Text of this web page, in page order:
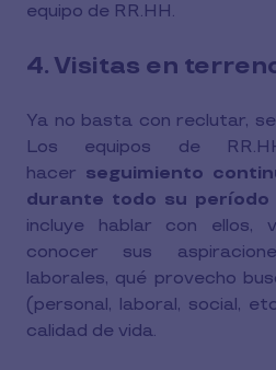
equipo de RR.HH.
4. Visitas en
Ya no basta con reclutar,
Los equipos de
hacer seguimiento
durante todo su período
incluye hablar con ellos,
conocer sus
laborales, qué provecho
(personal, laboral, social,
calidad de vida.